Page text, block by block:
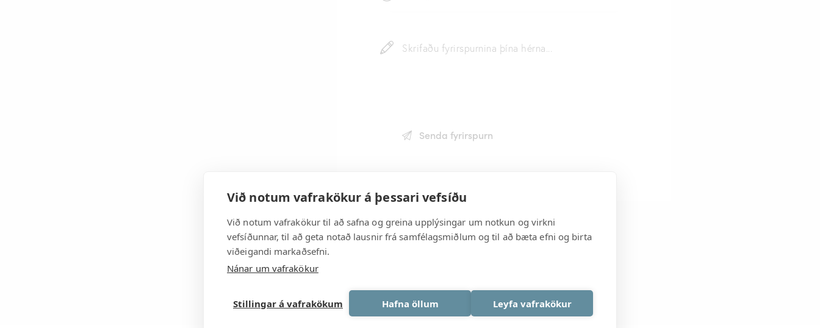
Við notum vafrakökur á þessari vefsíðu
Við notum vafrakökur til að safna og greina upplýsingar um notkun og virkni
vefsíðunnar, til að geta notað lausnir frá samfélagsmiðlum og til að bæta efni og birta
viðeigandi markaðsefni.
Nánar um vafrakökur
Stillingar á vafrakökum Hafna öllum Leyfa vafrakökur